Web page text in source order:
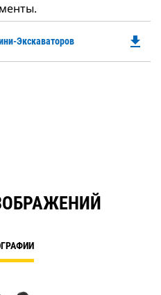
Экскаваторов file_download